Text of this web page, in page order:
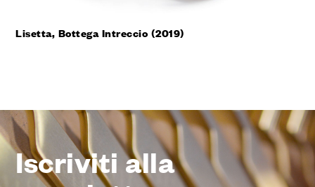
Lisetta, Bottega Intreccio (2019)
Iscriviti alla